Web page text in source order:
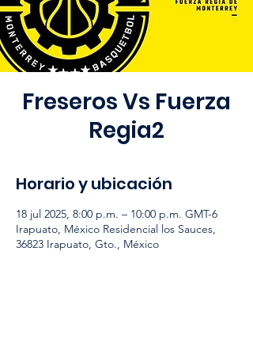
Freseros Vs Fuerza
Regia2
Horario y ubicación
18 jul 2025, 8:00 p.m. – 10:00 p.m. GMT-6
Irapuato, México Residencial los Sauces,
36823 Irapuato, Gto., México